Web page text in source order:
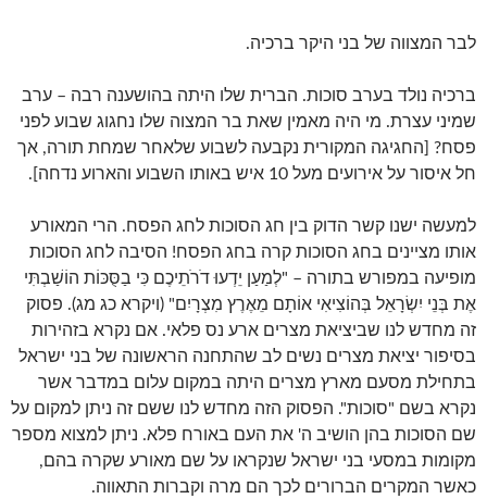
לבר המצווה של בני היקר ברכיה.
ברכיה נולד בערב סוכות. הברית שלו היתה בהושענה רבה – ערב
שמיני עצרת. מי היה מאמין שאת בר המצוה שלו נחגוג שבוע לפני
פסח? [החגיגה המקורית נקבעה לשבוע שלאחר שמחת תורה, אך
חל איסור על אירועים מעל 10 איש באותו השבוע והארוע נדחה].
למעשה ישנו קשר הדוק בין חג הסוכות לחג הפסח. הרי המאורע
אותו מציינים בחג הסוכות קרה בחג הפסח! הסיבה לחג הסוכות
מופיעה במפורש בתורה – "לְמַעַן יֵדְעוּ דֹרֹתֵיכֶם כִּי בַסֻּכּוֹת הוֹשַׁבְתִּי
אֶת בְּנֵי יִשְׂרָאֵל בְּהוֹצִיאִי אוֹתָם מֵאֶרֶץ מִצְרָיִם" (ויקרא כג מג). פסוק
זה מחדש לנו שביציאת מצרים ארע נס פלאי. אם נקרא בזהירות
בסיפור יציאת מצרים נשים לב שהתחנה הראשונה של בני ישראל
בתחילת מסעם מארץ מצרים היתה במקום עלום במדבר אשר
נקרא בשם "סוכות". הפסוק הזה מחדש לנו ששם זה ניתן למקום על
שם הסוכות בהן הושיב ה' את העם באורח פלא. ניתן למצוא מספר
מקומות במסעי בני ישראל שנקראו על שם מאורע שקרה בהם,
כאשר המקרים הברורים לכך הם מרה וקברות התאווה.